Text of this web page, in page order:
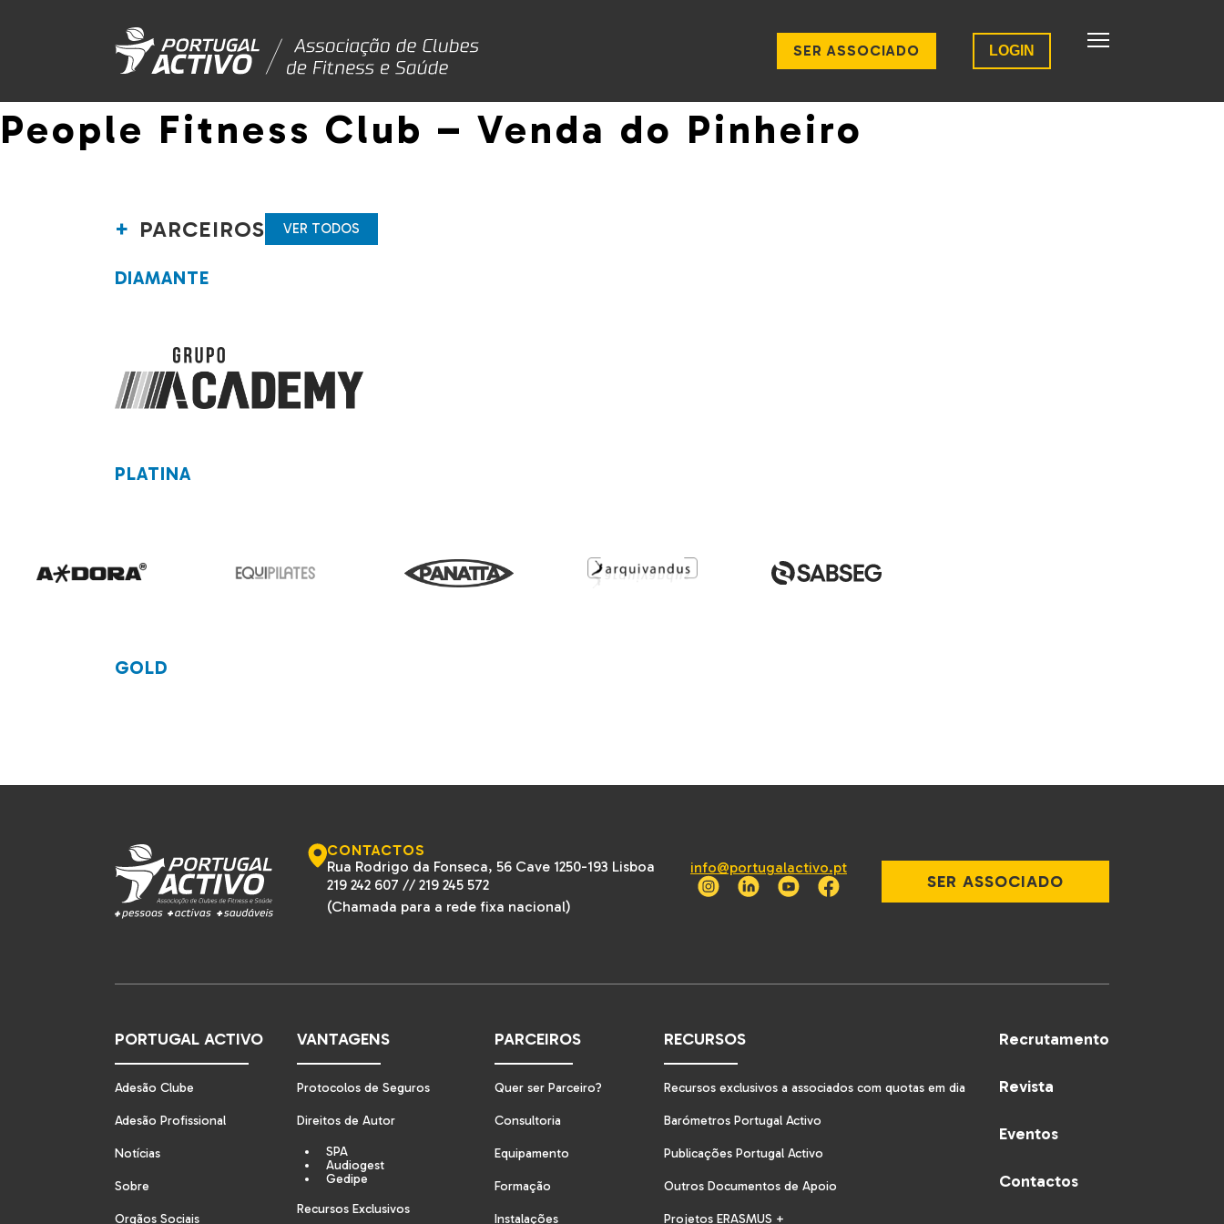
SER ASSOCIADO LOGIN
People Fitness Club – Venda do Pinheiro
PARCEIROS VER TODOS
DIAMANTE
PLATINA
GOLD
CONTACTOS
Rua Rodrigo da Fonseca, 56 Cave 1250-193 Lisboa
219 242 607 // 219 245 572
(Chamada para a rede fixa nacional)
info@portugalactivo.pt
SER ASSOCIADO
PORTUGAL ACTIVO
Adesão Clube
Adesão Profissional
Notícias
Sobre
Orgãos Sociais
VANTAGENS
Protocolos de Seguros
Direitos de Autor
SPA
Audiogest
Gedipe
Recursos Exclusivos
PARCEIROS
Quer ser Parceiro?
Consultoria
Equipamento
Formação
Instalações
RECURSOS
Recursos exclusivos a associados com quotas em dia
Barómetros Portugal Activo
Publicações Portugal Activo
Outros Documentos de Apoio
Projetos ERASMUS +
Recrutamento
Revista
Eventos
Contactos